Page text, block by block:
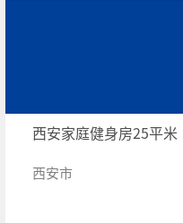
西安家庭健身房25平米
西安市